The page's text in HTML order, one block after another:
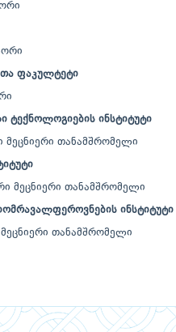
ფაკულტეტი
ტექნოლოგიების ინსტიტუტი
მეცნიერი თანამშრომელი
მეცნიერი თანამშრომელი
ინსტიტუტი
თანამშრომელი